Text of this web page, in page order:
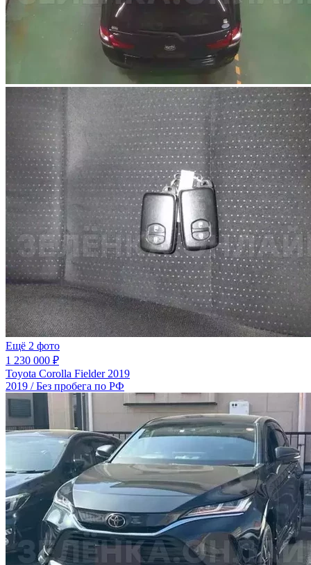
Ещё 2 фото
1 230 000 ₽
Toyota Corolla Fielder 2019
2019 / Без пробега по РФ